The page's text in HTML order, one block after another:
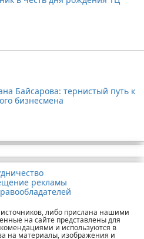
Байсарова: тернистый путь к
бизнесмена
рекламы
либо прислана нашими
на сайте представлены для
и используются в
на материалы, изображения и